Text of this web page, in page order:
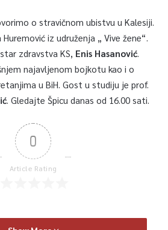
o stravičnom ubistvu u Kalesiji.
iz udruženja „ Vive žene“.
zdravstva KS, Enis Hasanović
najavljenom bojkotu kao i o
u BiH. Gost u studiju je prof.
. Gledajte Špicu danas od 16.00 sati.
0
Article Rating